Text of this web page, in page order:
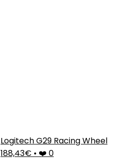
Logitech G29 Racing Wheel
188,43€ • ❤️ 0